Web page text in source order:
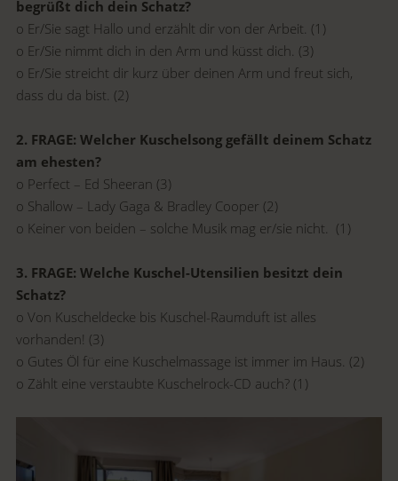
begrüßt dich dein Schatz?
o Er/Sie sagt Hallo und erzählt dir von der Arbeit. (1)
o Er/Sie nimmt dich in den Arm und küsst dich. (3)
o Er/Sie streicht dir kurz über deinen Arm und freut sich,
dass du da bist. (2)
2. FRAGE: Welcher Kuschelsong gefällt deinem Schatz
am ehesten?
o Perfect – Ed Sheeran (3)
o Shallow – Lady Gaga & Bradley Cooper (2)
o Keiner von beiden – solche Musik mag er/sie nicht. (1)
3. FRAGE: Welche Kuschel-Utensilien besitzt dein
Schatz?
o Von Kuscheldecke bis Kuschel-Raumduft ist alles
vorhanden! (3)
o Gutes Öl für eine Kuschelmassage ist immer im Haus. (2)
o Zählt eine verstaubte Kuschelrock-CD auch? (1)